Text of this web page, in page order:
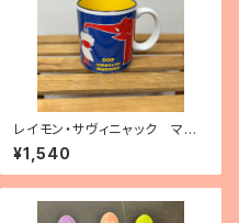
レイモン・サヴィニャック マグ
カップ 「ドップ」
¥1,540